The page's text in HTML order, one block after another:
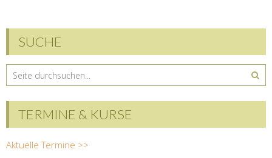
SUCHE
TERMINE & KURSE
Aktuelle Termine >>